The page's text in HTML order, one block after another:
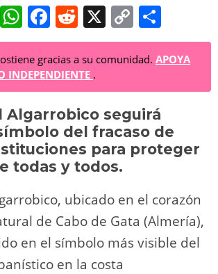
T W
h
at
s
A
p
p
F
a
c
e
b
o
o
k
R
e
d
di
t
X C
o
p
Li
n
k
o
m
tir
gracias a su comunidad. APOYA
INDEPENDIENTE .
Algarrobico seguirá
del fracaso de
para proteger
todas y todos.
ubicado en el corazón
de Cabo de Gata (Almería),
en el símbolo más visible del
en la costa